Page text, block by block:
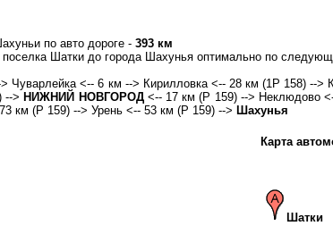
по авто дороге - 393 км
поселка Шатки до города Шахунья оптимально по
Чуварлейка <-- 6 км --> Кирилловка <-- 28 км (1Р 158) --
-->НИЖНИЙ НОВГОРОД<-- 17 км (Р 159) --> Неклюдово
км (Р 159) --> Урень <-- 53 км (Р 159) --> Шахунья
Карта
Шатки